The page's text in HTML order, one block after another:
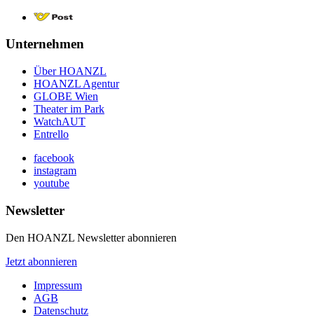
Unternehmen
Über HOANZL
HOANZL Agentur
GLOBE Wien
Theater im Park
WatchAUT
Entrello
facebook
instagram
youtube
Newsletter
Den HOANZL Newsletter abonnieren
Jetzt abonnieren
Impressum
AGB
Datenschutz